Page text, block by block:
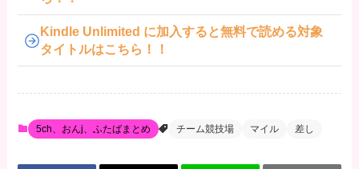
Kindle Unlimited に加入すると無料で読める対象
タイトルはこちら！！
5ch、おんj、ふたばまとめ チーム競技場 マイル 差し